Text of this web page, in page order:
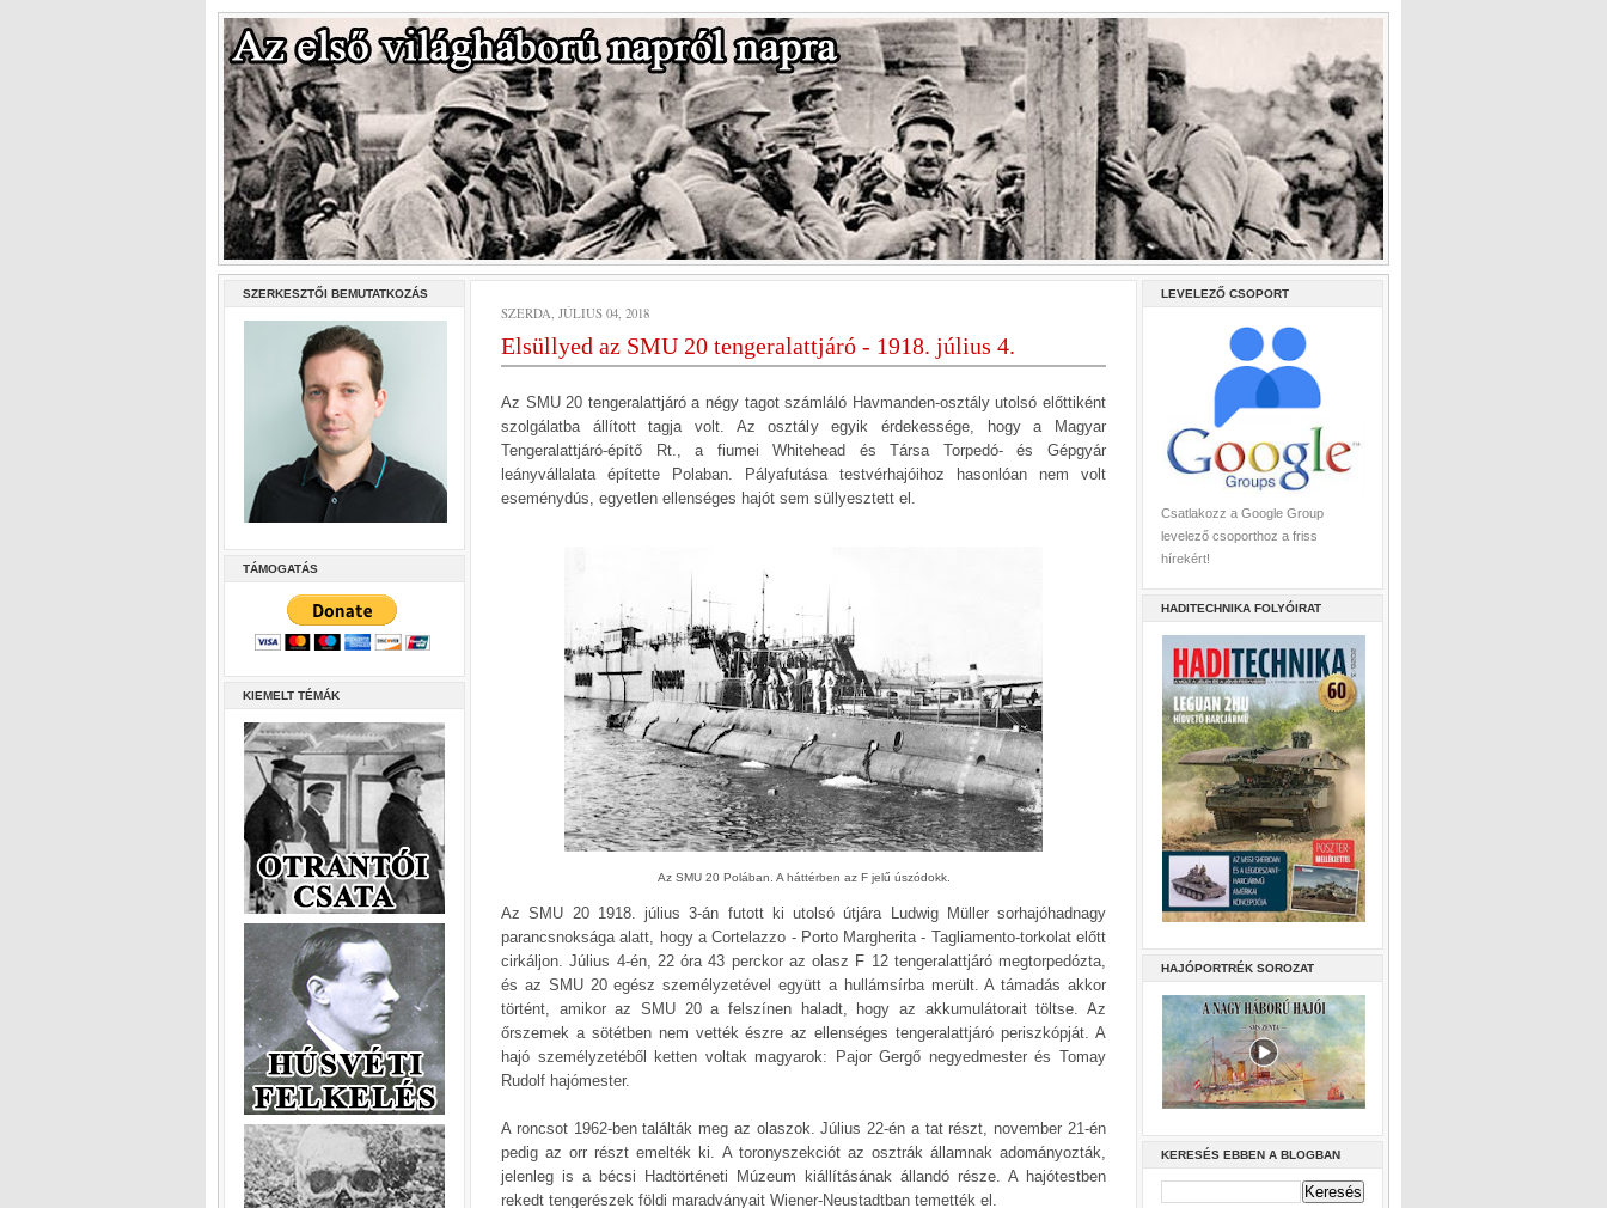
SZERKESZTŐI BEMUTATKOZÁS
TÁMOGATÁS
KIEMELT TÉMÁK
SZERDA, JÚLIUS 04, 2018
Elsüllyed az SMU 20 tengeralattjáró - 1918. július 4.
Az SMU 20 tengeralattjáró a négy tagot számláló Havmanden-osztály utolsó előttiként
szolgálatba állított tagja volt. Az osztály egyik érdekessége, hogy a Magyar
Tengeralattjáró-építő Rt., a fiumei Whitehead és Társa Torpedó- és Gépgyár
leányvállalata építette Polaban. Pályafutása testvérhajóihoz hasonlóan nem volt
eseménydús, egyetlen ellenséges hajót sem süllyesztett el.
Az SMU 20 Polában. A háttérben az F jelű úszódokk.
Az SMU 20 1918. július 3-án futott ki utolsó útjára Ludwig Müller sorhajóhadnagy
parancsnoksága alatt, hogy a Cortelazzo - Porto Margherita - Tagliamento-torkolat előtt
cirkáljon. Július 4-én, 22 óra 43 perckor az olasz F 12 tengeralattjáró megtorpedózta,
és az SMU 20 egész személyzetével együtt a hullámsírba merült. A támadás akkor
történt, amikor az SMU 20 a felszínen haladt, hogy az akkumulátorait töltse. Az
őrszemek a sötétben nem vették észre az ellenséges tengeralattjáró periszkópját. A
hajó személyzetéből ketten voltak magyarok: Pajor Gergő negyedmester és Tomay
Rudolf hajómester.
A roncsot 1962-ben találták meg az olaszok. Július 22-én a tat részt, november 21-én
pedig az orr részt emelték ki. A toronyszekciót az osztrák államnak adományozták,
jelenleg is a bécsi Hadtörténeti Múzeum kiállításának állandó része. A hajótestben
rekedt tengerészek földi maradványait Wiener-Neustadtban temették el.
LEVELEZŐ CSOPORT
Csatlakozz a Google Group
levelező csoporthoz a friss
hírekért!
HADITECHNIKA FOLYÓIRAT
HAJÓPORTRÉK SOROZAT
KERESÉS EBBEN A BLOGBAN